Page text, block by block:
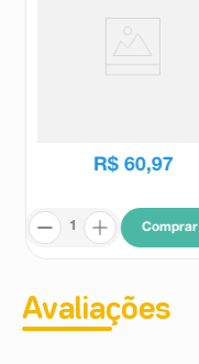
R$ 60,97
Comprar
Avaliações